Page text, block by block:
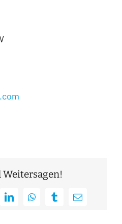
Weitersagen!
LinkedInWhatsAppTumblrE-